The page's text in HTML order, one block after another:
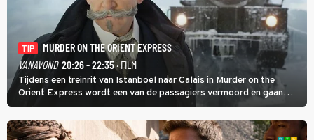
TIP
MURDER ON THE ORIENT EXPRESS
VANAVOND 20:26 - 22:35· FILM
Tijdens een treinrit van Istanboel naar Calais in Murder on the
Orient Express wordt een van de passagiers vermoord en gaan
detective Hercule Poirot en zijn snor uitzoeken wie van de andere
treinreizigers de dader is.